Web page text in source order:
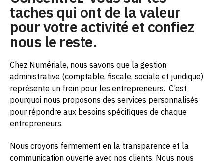
taches qui ont de la valeur
pour votre activité et confiez
nous le reste.
Chez Numériale, nous savons que la gestion
administrative (comptable, fiscale, sociale et juridique)
représente un frein pour les entrepreneurs. C’est
pourquoi nous proposons des services personnalisés
pour répondre aux besoins spécifiques de chaque
entrepreneurs.
Nous croyons fermement en la transparence et la
communication ouverte avec nos clients. Nous nous